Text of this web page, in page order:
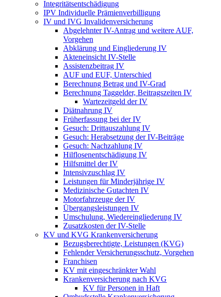
Integritätsentschädigung
IPV Individuelle Prämienverbilligung
IV und IVG Invalidenversicherung
Abgelehnter IV-Antrag und weitere AUF,
Vorgehen
Abklärung und Eingliederung IV
Akteneinsicht IV-Stelle
Assistenzbeitrag IV
AUF und EUF, Unterschied
Berechnung Betrag und IV-Grad
Berechnung Taggelder, Beitragszeiten IV
Wartezeitgeld der IV
Diätnahrung IV
Früherfassung bei der IV
Gesuch: Drittauszahlung IV
Gesuch: Herabsetzung der IV-Beiträge
Gesuch: Nachzahlung IV
Hilflosenentschädigung IV
Hilfsmittel der IV
Intensivzuschlag IV
Leistungen für Minderjährige IV
Medizinische Gutachten IV
Motorfahrzeuge der IV
Übergangsleistungen IV
Umschulung, Wiedereingliederung IV
Zusatzkosten der IV-Stelle
KV und KVG Krankenversicherung
Bezugsberechtigte, Leistungen (KVG)
Fehlender Versicherungsschutz, Vorgehen
Franchisen
KV mit eingeschränkter Wahl
Krankenversicherung nach KVG
KV für Personen in Haft